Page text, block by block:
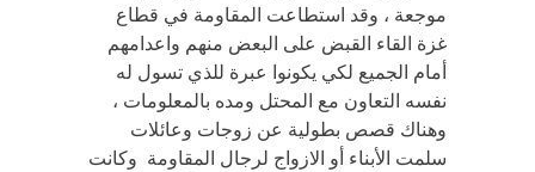
موجعة ، وقد استطاعت المقاومة في قطاع
غزة القاء القبض على البعض منهم واعدامهم
أمام الجميع لكي يكونوا عبرة للذي تسول له
نفسه التعاون مع المحتل ومده بالمعلومات ،
وهناك قصص بطولية عن زوجات وعائلات
سلمت الأبناء أو الازواج لرجال المقاومة وكانت